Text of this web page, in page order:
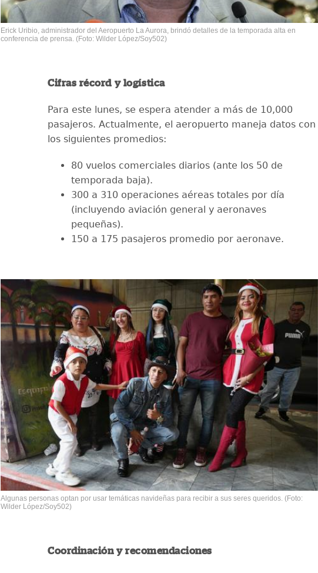
Erick Uribio, administrador del Aeropuerto La Aurora, brindó detalles de la temporada alta en
conferencia de prensa. (Foto: Wilder López/Soy502)
Cifras récord y logística
Para este lunes, se espera atender a más de 10,000
pasajeros. Actualmente, el aeropuerto maneja datos con
los siguientes promedios:
80 vuelos comerciales diarios (ante los 50 de
temporada baja).
300 a 310 operaciones aéreas totales por día
(incluyendo aviación general y aeronaves
pequeñas).
150 a 175 pasajeros promedio por aeronave.
Algunas personas optan por usar temáticas navideñas para recibir a sus seres queridos. (Foto:
Wilder López/Soy502)
Coordinación y recomendaciones